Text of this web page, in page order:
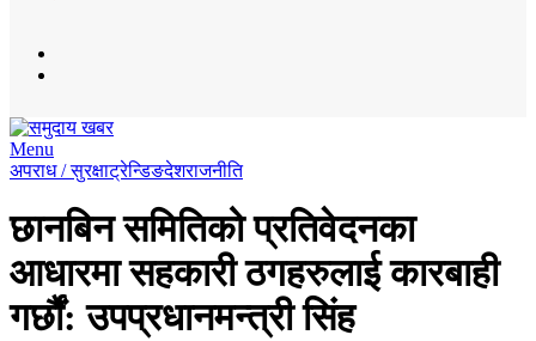
Menu
अपराध / सुरक्षाट्रेन्डिङदेशराजनीति
छानबिन समितिको प्रतिवेदनका
आधारमा सहकारी ठगहरुलाई कारबाही
गर्छौं: उपप्रधानमन्त्री सिंह